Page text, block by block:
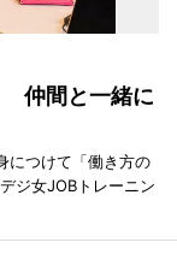
仲間と一緒に
につけて「働き方の
ジ女JOBトレーニン